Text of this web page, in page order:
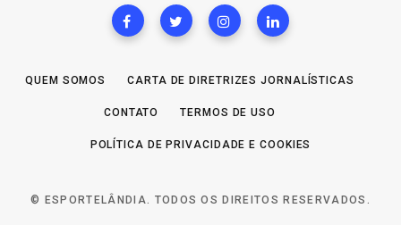
QUEM SOMOS CARTA DE DIRETRIZES JORNALÍSTICAS
CONTATO TERMOS DE USO
POLÍTICA DE PRIVACIDADE E COOKIES
© ESPORTELÂNDIA. TODOS OS DIREITOS RESERVADOS.